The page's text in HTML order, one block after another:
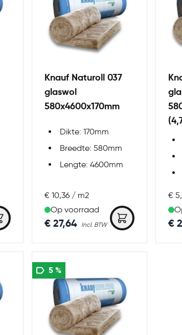
Knauf Naturoll 037
glaswol
580x4600x170mm
Dikte: 170mm
Breedte: 580mm
Lengte: 4600mm
€ 10,36 / m2
Op voorraad
€ 27,64
€
€
5 %